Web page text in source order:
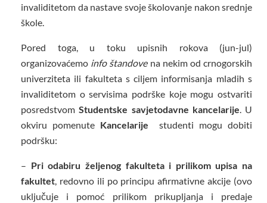
invaliditetom da nastave svoje školovanje nakon srednje
škole.
Pored toga, u toku upisnih rokova (jun-jul)
organizovaćemo info štandovena nekim od crnogorskih
univerziteta ili fakulteta s ciljem informisanja mladih s
invaliditetom o servisima podrške koje mogu ostvariti
posredstvomStudentske savjetodavne kancelarije. U
okviru pomenute Kancelarije
studenti mogu dobiti
podršku:
– Pri odabiru željenog fakulteta i prilikom upisa na
fakultet, redovno ili po principu afirmativne akcije (ovo
uključuje i pomoć prilikom prikupljanja i predaje